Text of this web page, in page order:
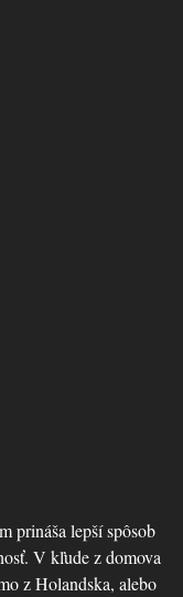
lepší spôsob
V kľude z domova
z Holandska, alebo